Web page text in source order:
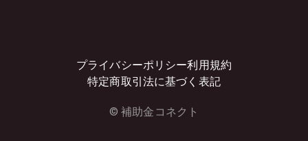
プライバシーポリシー利用規約
特定商取引法に基づく表記
© 補助金コネクト